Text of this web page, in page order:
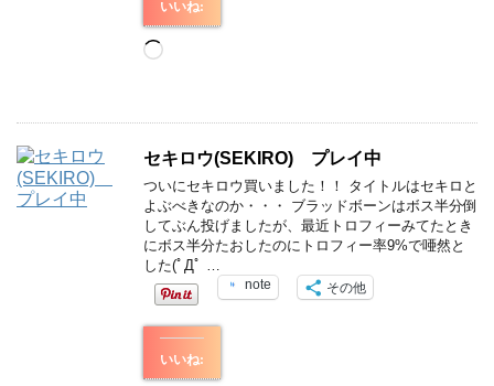
いいね:
読
み
セキロウ(SEKIRO) プレイ中
ついにセキロウ買いました！！ タイトルはセキロと
よぶべきなのか・・・ ブラッドボーンはボス半分倒
してぶん投げましたが、最近トロフィーみてたとき
にボス半分たおしたのにトロフィー率9%で唖然と
した(ﾟДﾟ …
note その他
いいね: